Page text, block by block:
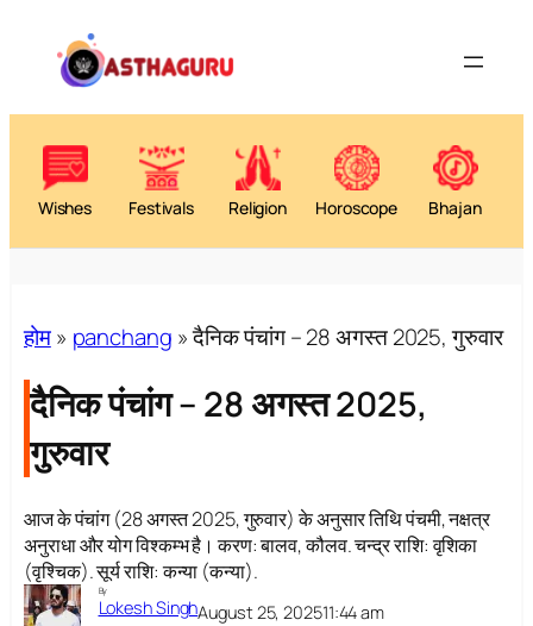
Wishes Festivals Religion Horoscope Bhajan
होम» panchang »दैनिक पंचांग – 28 अगस्त 2025, गुरुवार
दैनिक पंचांग – 28 अगस्त 2025,
गुरुवार
आज के पंचांग (28 अगस्त 2025, गुरुवार) के अनुसार तिथि पंचमी, नक्षत्र
अनुराधा और योग विश्कम्भ है। करण: बालव, कौलव. चन्द्र राशि: वृशिका
(वृश्चिक). सूर्य राशि: कन्या (कन्या).
By
Lokesh SinghAugust 25, 202511:44 am